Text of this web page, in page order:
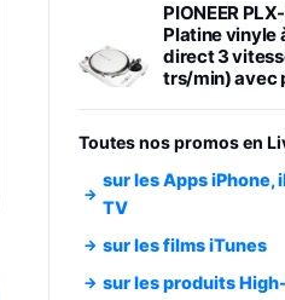
PIONEER
Platine vinyle
direct 3
trs/min) avec
Smartphone
Smartphone
Toutes nos promos en
sur les Apps iPhone,
TV
sur les films iTunes
sur les produits